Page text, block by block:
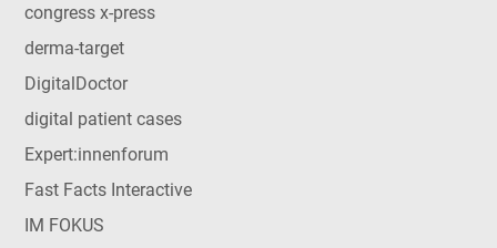
congress x-press
derma-target
DigitalDoctor
digital patient cases
Expert:innenforum
Fast Facts Interactive
IM FOKUS